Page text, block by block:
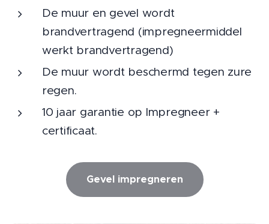
De muur en gevel wordt
brandvertragend (impregneermiddel
werkt brandvertragend)
De muur wordt beschermd tegen zure
regen.
10 jaar garantie op Impregneer +
certificaat.
Gevel impregneren